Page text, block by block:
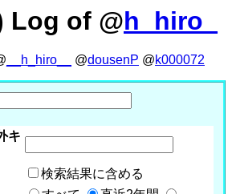
Log of @h_hiro_
__h_hiro__ @dousenP @k000072
キ
検索結果に含める